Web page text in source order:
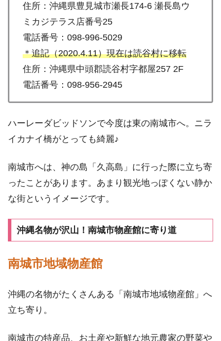
住所：沖縄県豊見城市瀬長174-6 瀬長島ウ
ミカジテラス店番号25
電話番号：098-996-5029
＊追記（2020.4.11）現在は読谷村に移転
住所：沖縄県中頭郡読谷村字都屋257 2F
電話番号：098-956-2945
ハーレーダビッドソンで今度は東の南城市へ。ニラ
イカナイ橋がとっても綺麗♪
南城市へは、神の島「久高島」に行った際に立ち寄
ったことがあります。あまり観光地っぽくない静か
な街というイメージです。
沖縄名物が沢山！南城市物産館に寄り道
南城市地域物産館
沖縄の名物がたくさんある「南城市地域物産館」へ
立ち寄り。
南城市の特産品、お土産や新鮮な地元農家の野菜や